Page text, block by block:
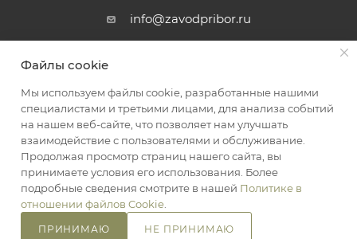
info@zavodpribor.ru
2016-2026 © ЗаводПрибор - Измерительные приборы
Оферта
Конфиденциальность
Файлы cookie
Мы используем файлы cookie, разработанные нашими
специалистами и третьими лицами, для анализа событий
на нашем веб-сайте, что позволяет нам улучшать
взаимодействие с пользователями и обслуживание.
Продолжая просмотр страниц нашего сайта, вы
принимаете условия его использования. Более
подробные сведения смотрите в нашей Политике в
отношении файлов Cookie
ПРИНИМАЮ НЕ ПРИНИМАЮ